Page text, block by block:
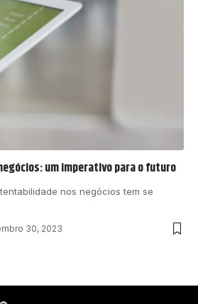
um imperativo para o futuro
nos negócios tem se
30, 2023